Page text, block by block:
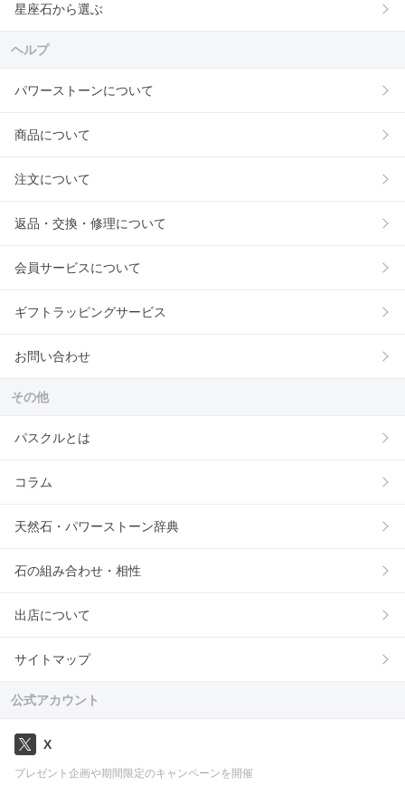
星座石から選ぶ
ヘルプ
パワーストーンについて
商品について
注文について
返品・交換・修理について
会員サービスについて
ギフトラッピングサービス
お問い合わせ
その他
パスクルとは
コラム
天然石・パワーストーン辞典
石の組み合わせ・相性
出店について
サイトマップ
公式アカウント
X
プレゼント企画や期間限定のキャンペーンを開催